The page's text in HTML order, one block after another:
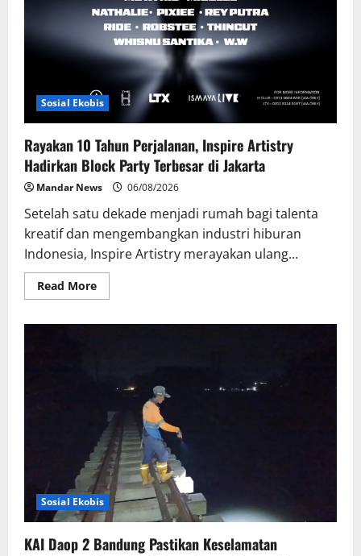
Sosial Ekobis
Rayakan 10 Tahun Perjalanan, Inspire Artistry
Hadirkan Block Party Terbesar di Jakarta
Mandar News 06/08/2026
Setelah satu dekade menjadi rumah bagi talenta
kreatif dan mengembangkan industri hiburan
Indonesia, Inspire Artistry merayakan ulang...
Read MoreRead
more
Hadirkan
Party
Terbesar
di
Jakarta
Sosial Ekobis
KAI Daop 2 Bandung Pastikan Keselamatan